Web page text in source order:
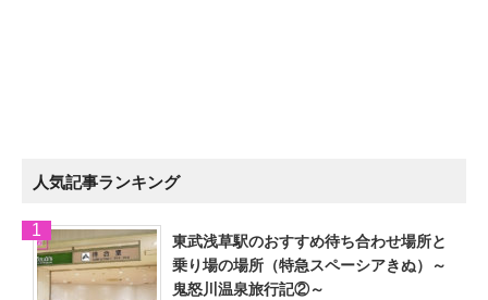
人気記事ランキング
東武浅草駅のおすすめ待ち合わせ場所と
乗り場の場所（特急スペーシアきぬ）～
鬼怒川温泉旅行記②～